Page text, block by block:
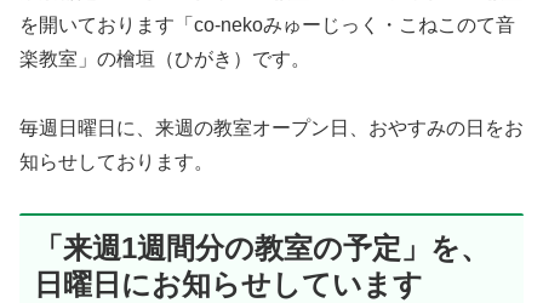
を開いております「co-nekoみゅーじっく・こねこのて音
楽教室」の檜垣（ひがき）です。
毎週日曜日に、来週の教室オープン日、おやすみの日をお
知らせしております。
「来週1週間分の教室の予定」を、
日曜日にお知らせしています